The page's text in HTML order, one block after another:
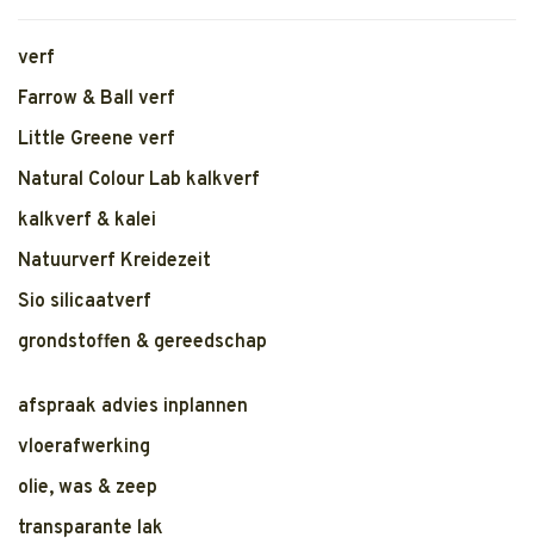
verf
Farrow & Ball verf
Little Greene verf
Natural Colour Lab kalkverf
kalkverf & kalei
Natuurverf Kreidezeit
Sio silicaatverf
grondstoffen & gereedschap
afspraak advies inplannen
vloerafwerking
olie, was & zeep
transparante lak